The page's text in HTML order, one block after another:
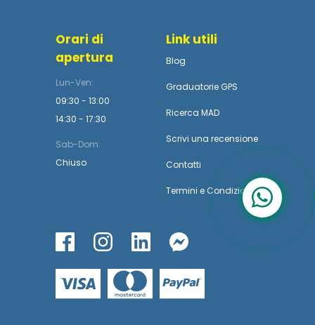
Orari di
apertura
Lun-Ven:
09:30 - 13:00
14:30 - 17:30
Sab-Dom:
Chiuso
Link utili
Blog
Graduatorie GPS
Ricerca MAD
Scrivi una recensione
Contatti
Termini e Condizioni